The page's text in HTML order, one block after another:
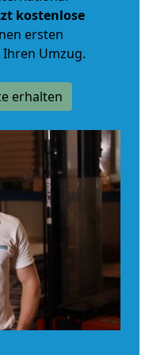
kostenlose
ersten
Umzug.
erhalten